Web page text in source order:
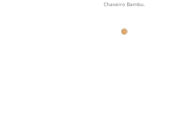
Chaveiro Bambu.